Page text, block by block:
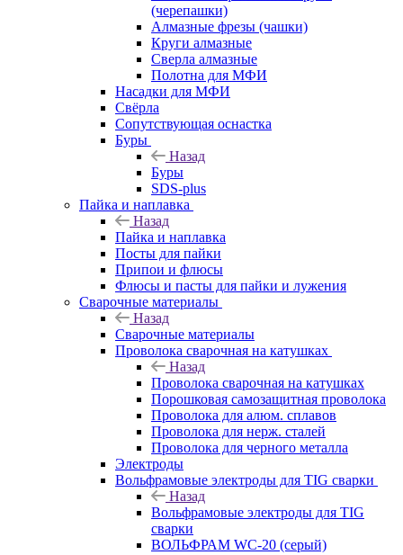
(черепашки)
Алмазные фрезы (чашки)
Круги алмазные
Сверла алмазные
Полотна для МФИ
Насадки для МФИ
Свёрла
Сопутствующая оснастка
Буры
Назад
Буры
SDS-plus
Пайка и наплавка
Назад
Пайка и наплавка
Посты для пайки
Припои и флюсы
Флюсы и пасты для пайки и лужения
Сварочные материалы
Назад
Сварочные материалы
Проволока сварочная на катушках
Назад
Проволока сварочная на катушках
Порошковая самозащитная проволока
Проволока для алюм. сплавов
Проволока для нерж. сталей
Проволока для черного металла
Электроды
Вольфрамовые электроды для TIG сварки
Назад
Вольфрамовые электроды для TIG
сварки
ВОЛЬФРАМ WC-20 (серый)